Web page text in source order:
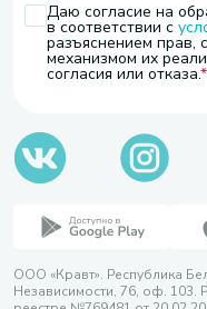
Даю согласие на
в соответствии с
разъяснением прав,
механизмом их
согласия или отказа.
ООО «Кравт». Республика
Независимости, 76, оф. 103.